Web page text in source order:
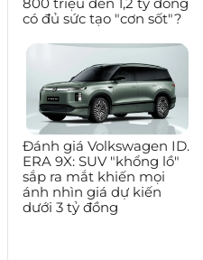
có đủ sức tạo "cơn sốt"?
Đánh giá Volkswagen ID.
ERA 9X: SUV "khổng lồ"
sắp ra mắt khiến mọi
ánh nhìn giá dự kiến
dưới 3 tỷ đồng